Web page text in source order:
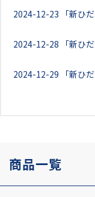
2024-12-23 「新ひ
2024-12-28 「新ひ
2024-12-29 「新ひ
商品一覧